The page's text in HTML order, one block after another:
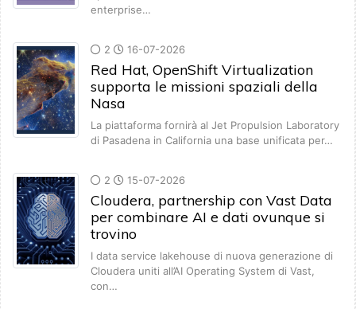
enterprise…
2 16-07-2026
Red Hat, OpenShift Virtualization
supporta le missioni spaziali della
Nasa
La piattaforma fornirà al Jet Propulsion Laboratory
di Pasadena in California una base unificata per…
2 15-07-2026
Cloudera, partnership con Vast Data
per combinare AI e dati ovunque si
trovino
I data service lakehouse di nuova generazione di
Cloudera uniti all’AI Operating System di Vast,
con…